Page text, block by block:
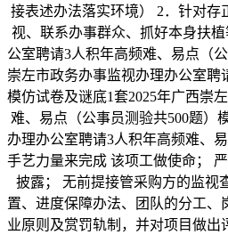
接表述办法落实环境） 2．针对
视、联系办事群众、抓好本身扶
公室聘请3人积年高频难、易点（
崇左市政务办事监视办理办公室聘
模仿试卷及谜底1套2025年广西崇
难、易点（公事员测验共500题）
办理办公室聘请3人积年高频难、
手艺力量来完成 该项工做使命；
披露； 无前提接管采购方的监视
置、进度保障办法、团队的分工
业原则及赏罚轨制，并对项目做